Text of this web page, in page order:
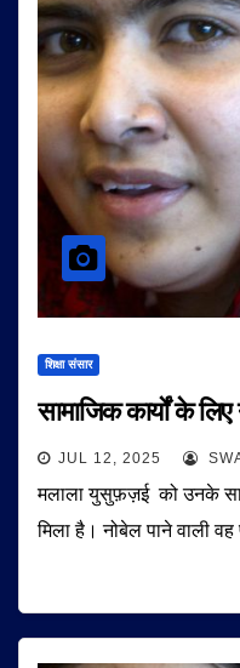
शिक्षा संसार
सामाजिक कार्यों के
JUL 12, 2025
मलाला युसुफ़ज़ई को उनके
मिला है। नोबेल पाने वाली